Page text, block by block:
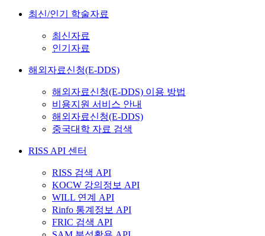
최신/인기 학술자료
최신자료
인기자료
해외자료신청(E-DDS)
해외자료신청(E-DDS) 이용 방법
비용지원 서비스 안내
해외자료신청(E-DDS)
중국대학 자료 검색
RISS API 센터
RISS 검색 API
KOCW 강의정보 API
WILL 연계 API
Rinfo 통계정보 API
FRIC 검색 API